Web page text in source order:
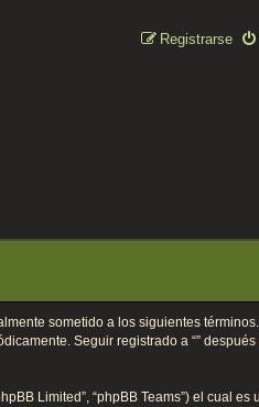
Registrarse
sometido a los siguientes
Seguir registrado a “”
Limited”, “phpBB Teams”) el cual